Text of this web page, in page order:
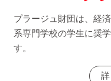
プラージュ財団は、経
系専門学校の学生に奨
す。